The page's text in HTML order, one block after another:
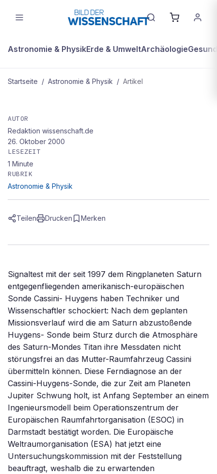
Astronomie & PhysikErde & UmweltArchäologie
Startseite / Astronomie & Physik / Artikel
ESA-Panne - Datentransfer bei
Saturnsonden gefährdet
AUTOR
Redaktion wissenschaft.de
26. Oktober 2000
LESEZEIT
1 Minute
RUBRIK
Astronomie & Physik
Teilen Drucken Merken
Signaltest mit der seit 1997 dem Ringplaneten Saturn
entgegenfliegenden amerikanisch-europäischen
Sonde Cassini- Huygens haben Techniker und
Wissenschaftler schockiert: Nach dem geplanten
Missionsverlauf wird die am Saturn abzustoßende
Huygens- Sonde beim Sturz durch die Atmosphäre
des Saturn-Mondes Titan ihre Messdaten nicht
störungsfrei an das Mutter-Raumfahrzeug Cassini
übermitteln können. Diese Ferndiagnose an der
Cassini-Huygens-Sonde, die zur Zeit am Planeten
Jupiter Schwung holt, ist Anfang September an einem
Ingenieursmodell beim Operationszentrum der
Europäischen Raumfahrtorganisation (ESOC) in
Darmstadt bestätigt worden. Die Europäische
Weltraumorganisation (ESA) hat jetzt eine
Untersuchungskommission mit der Feststellung
beauftragt, weshalb die zu erwartenden